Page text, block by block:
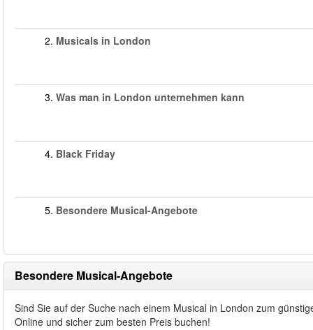
2. Musicals in London
3. Was man in London unternehmen kann
4. Black Friday
5. Besondere Musical-Angebote
Besondere Musical-Angebote
Sind Sie auf der Suche nach einem Musical in London zum
Online und sicher zum besten Preis buchen!